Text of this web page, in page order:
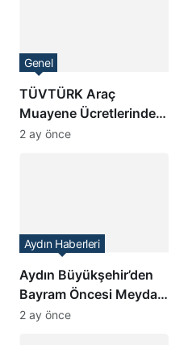
TÜVTÜRK Araç
Muayene Ücretlerinde
Yeni Zam Beklentisi
Genel
2 ay önce
Aydın Büyükşehir’den
Bayram Öncesi Meydan
Temizliği
Aydın Haberleri
2 ay önce